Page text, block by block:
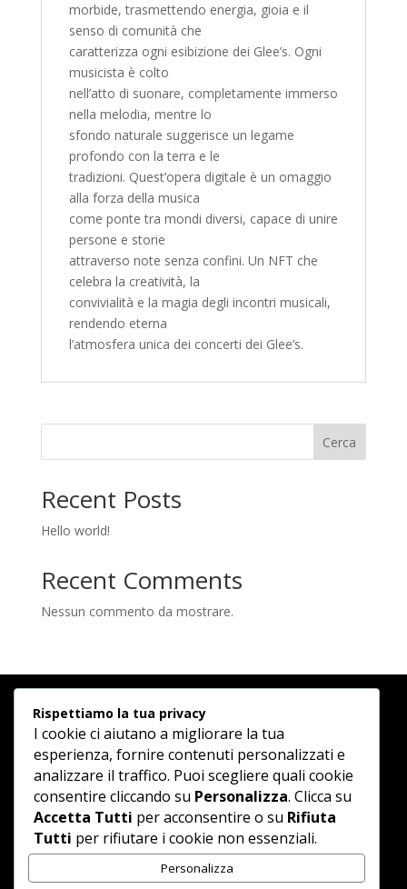
morbide, trasmettendo energia, gioia e il
senso di comunità che
caratterizza ogni esibizione dei Glee’s. Ogni
musicista è colto
nell’atto di suonare, completamente immerso
nella melodia, mentre lo
sfondo naturale suggerisce un legame
profondo con la terra e le
tradizioni. Quest’opera digitale è un omaggio
alla forza della musica
come ponte tra mondi diversi, capace di unire
persone e storie
attraverso note senza confini. Un NFT che
celebra la creatività, la
convivialità e la magia degli incontri musicali,
rendendo eterna
l’atmosfera unica dei concerti dei Glee’s.
Cerca
Recent Posts
Hello world!
Recent Comments
Nessun commento da mostrare.
Andsart.it partita iva 04130660923
Rispettiamo la tua privacy
I cookie ci aiutano a migliorare la tua
esperienza, fornire contenuti personalizzati e
analizzare il traffico. Puoi scegliere quali cookie
consentire cliccando su Personalizza. Clicca su
Accetta Tutti per acconsentire o su Rifiuta
Tutti per rifiutare i cookie non essenziali.
Personalizza